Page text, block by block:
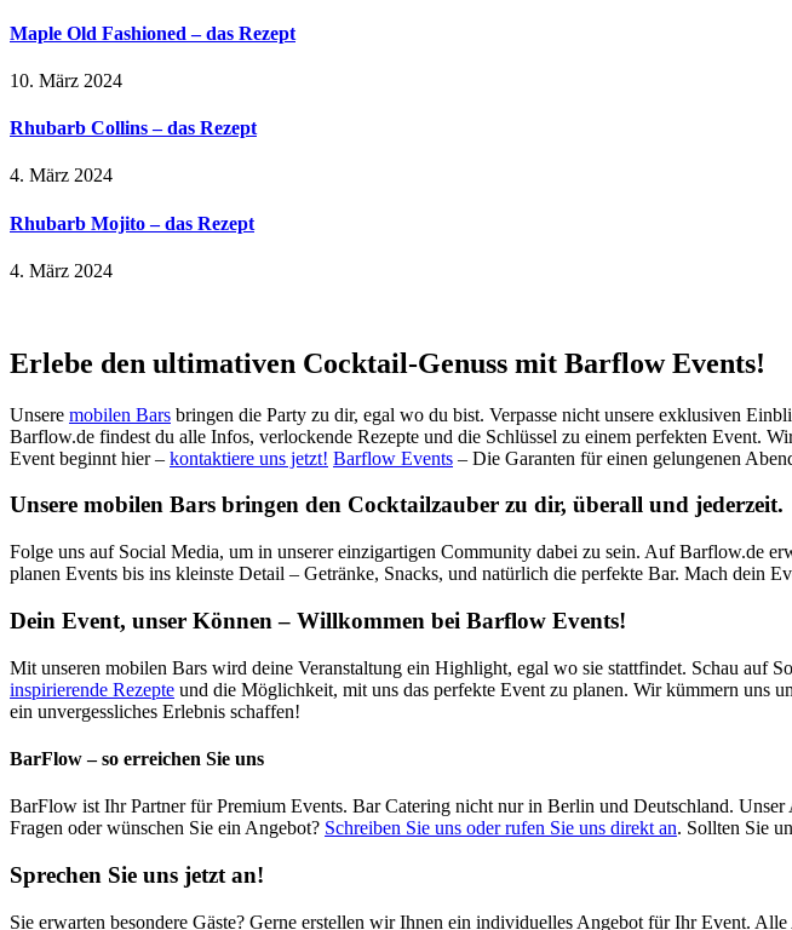
Maple Old Fashioned – das Rezept
10. März 2024
Rhubarb Collins – das Rezept
4. März 2024
Rhubarb Mojito – das Rezept
4. März 2024
Erlebe den ultimativen Cocktail-Genuss mit Barflow Events!
Unsere mobilen Bars bringen die Party zu dir, egal wo du bist. Verpasse nicht unsere exklusiven
Barflow.de findest du alle Infos, verlockende Rezepte und die Schlüssel zu einem perfekten Event.
Event beginnt hier – kontaktiere uns jetzt! Barflow Events – Die Garanten für einen gelungenen
Unsere mobilen Bars bringen den Cocktailzauber zu dir, überall und jederzeit.
Folge uns auf Social Media, um in unserer einzigartigen Community dabei zu sein. Auf Barflow.de
planen Events bis ins kleinste Detail – Getränke, Snacks, und natürlich die perfekte Bar. Mach dein
Dein Event, unser Können – Willkommen bei Barflow Events!
Mit unseren mobilen Bars wird deine Veranstaltung ein Highlight, egal wo sie stattfindet. Schau
inspirierende Rezepte und die Möglichkeit, mit uns das perfekte Event zu planen. Wir kümmern uns
ein unvergessliches Erlebnis schaffen!
BarFlow – so erreichen Sie uns
BarFlow ist Ihr Partner für Premium Events. Bar Catering nicht nur in Berlin und Deutschland.
Fragen oder wünschen Sie ein Angebot? Schreiben Sie uns oder rufen Sie uns direkt an. Sollten Sie
Sprechen Sie uns jetzt an!
Sie erwarten besondere Gäste? Gerne erstellen wir Ihnen ein individuelles Angebot für Ihr Event.